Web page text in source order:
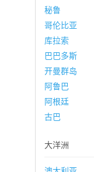
秘鲁
哥伦比亚
库拉索
巴巴多斯
开曼群岛
阿鲁巴
阿根廷
古巴
大洋洲